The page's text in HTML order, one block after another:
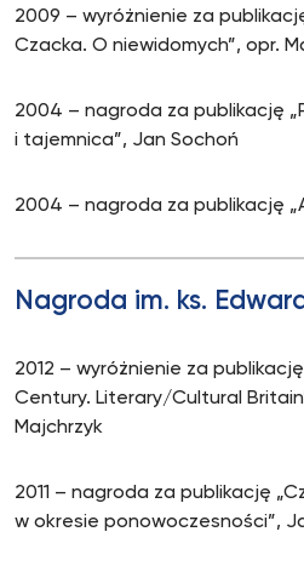
2009 – wyróżnienie za
Czacka. O niewidomych”, opr.
2004 – nagroda za publikację
i tajemnica”, Jan Sochoń
2004 – nagroda za publikację
Nagroda im. ks.
2012 – wyróżnienie za
Century. Literary/Cultural
Majchrzyk
2011 – nagroda za publikację
w okresie ponowoczesności”,